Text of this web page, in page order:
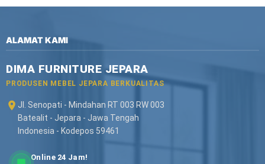
ALAMAT KAMI
DIMA FURNITURE JEPARA
PRODUSEN MEBEL JEPARA BERKUALITAS
Jl. Senopati - Mindahan RT 003 RW 003
Batealit - Jepara - Jawa Tengah
Indonesia - Kodepos 59461
Online 24 Jam!